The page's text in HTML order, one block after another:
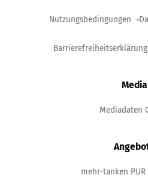
Nutzungsbedingungen
Barrierefreiheitserklärung
Media
Mediadaten
mehr-tanken